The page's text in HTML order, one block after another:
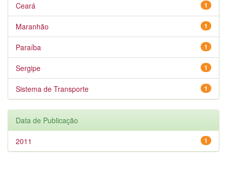
1
Ceará
1
Maranhão
1
Paraíba
1
Sergipe
1
Sistema de Transporte
Data de Publicação
1
2011